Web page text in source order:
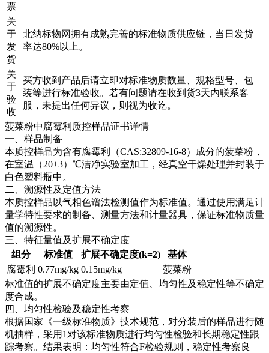
票
关
于
发
货
北纳标物网拥有成熟完善的标准物质供应链，当日发货
率达80%以上。
关
于
验
收
买方收到产品后请立即对标准物质数量、规格型号、包
装等进行标准验收。若有问题请在收到货3天内联系客
服，未提出任何异议，则视为收讫。
菠菜粉中腐霉利质控样品证书详情
一、样品制备
本质控样品为含有腐霉利（CAS:32809-16-8）成分的菠菜粉，
在室温（20±3）℃洁净实验室加工，经真空干燥处理并封装于
白色塑料瓶中。
二、溯源性及定值方法
本质控样品以气相色谱法检测值作为标准值。通过使用满足计
量学特性要求的制备、测量方法和计量器具，保证标准物质量
值的溯源性。
三、特征量值及扩展不确定度
组分
标准值 扩展不确定度(k=2)
基体
腐霉利 0.77mg/kg 0.15mg/kg
菠菜粉
标准值的扩展不确定度主要由定值、均匀性及稳定性等不确定
度合成。
四、均匀性检验及稳定性考察
根据国家《一级标准物质》技术规范，对分装后的样品进行随
机抽样，采用1对该标准物质进行均匀性检验和长期稳定性跟
踪考察。结果表明：均匀性符合F检验规则，稳定性考察良